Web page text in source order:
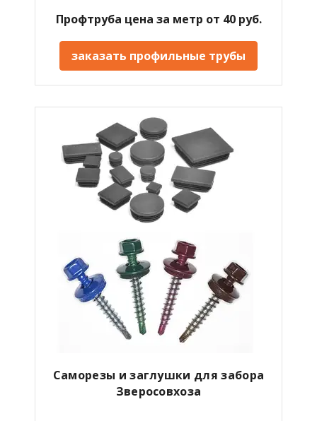
Профтруба цена за метр от 40 руб.
заказать профильные трубы
Саморезы и заглушки для забора
Зверосовхоза